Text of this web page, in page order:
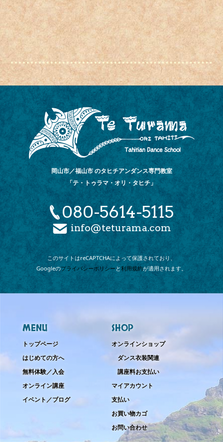
岡山市／福山市 のタヒチアンダンス専門教室
「テ・トゥラマ・オリ・タヒチ」
080-5614-5115
info@teturama.com
このサイトはreCAPTCHAによって保護されており、
Googleのプライバシーポリシー と利用規約が適用されます。
MENU
トップページ
はじめての方へ
無料体験／入会
オンライン講座
イベント／ブログ
SHOP
オンラインショップ
ダンス衣装関連
講座料お支払い
マイアカウント
支払い
お買い物カゴ
お問い合わせ